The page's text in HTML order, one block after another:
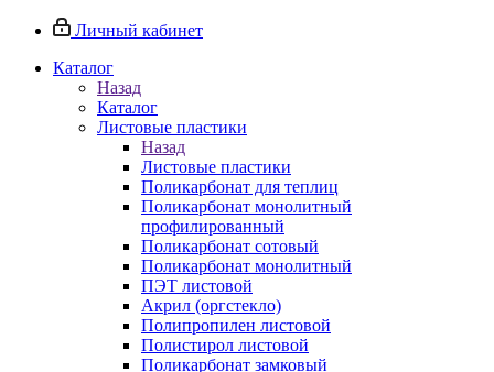
Личный кабинет
Каталог
Назад
Каталог
Листовые пластики
Назад
Листовые пластики
Поликарбонат для теплиц
Поликарбонат монолитный
профилированный
Поликарбонат сотовый
Поликарбонат монолитный
ПЭТ листовой
Акрил (оргстекло)
Полипропилен листовой
Полистирол листовой
Поликарбонат замковый